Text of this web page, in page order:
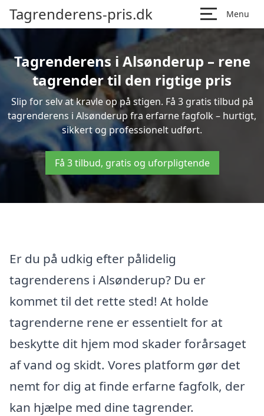
Tagrenderens-pris.dk Menu
Tagrenderens i Alsønderup – rene
tagrender til den rigtige pris
Slip for selv at kravle op på stigen. Få 3 gratis tilbud på
tagrenderens i Alsønderup fra erfarne fagfolk – hurtigt,
sikkert og professionelt udført.
Få 3 tilbud, gratis og uforpligtende
Er du på udkig efter pålidelig
tagrenderens i Alsønderup? Du er
kommet til det rette sted! At holde
tagrenderne rene er essentielt for at
beskytte dit hjem mod skader forårsaget
af vand og skidt. Vores platform gør det
nemt for dig at finde erfarne fagfolk, der
kan hjælpe med dine tagrender.